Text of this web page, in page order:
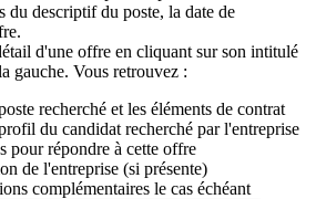
du descriptif du poste, la date de
d'une offre en cliquant sur son intitulé
gauche. Vous retrouvez :
recherché et les éléments de contrat
du candidat recherché par l'entreprise
pour répondre à cette offre
de l'entreprise (si présente)
complémentaires le cas échéant